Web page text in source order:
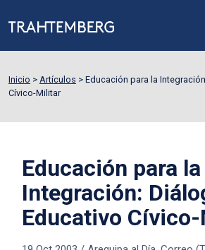
Inicio > Artículos > Educación para la
Cívico-Militar
Educación para la
Integración:
Educativo